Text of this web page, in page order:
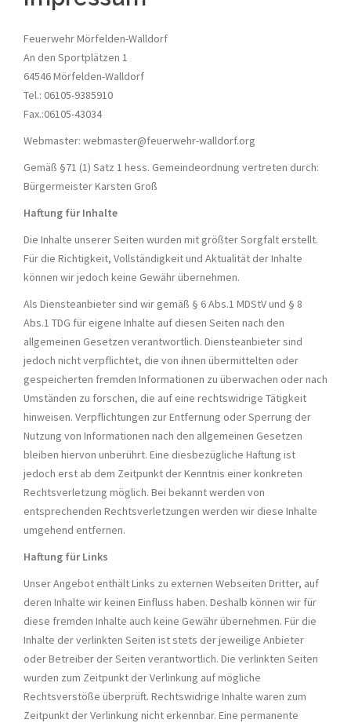
Feuerwehr Mörfelden-Walldorf
An den Sportplätzen 1
64546 Mörfelden-Walldorf
Tel.: 06105-9385910
Fax.:06105-43034
Webmaster: webmaster@feuerwehr-walldorf.org
Gemäß §71 (1) Satz 1 hess. Gemeindeordnung vertreten durch:
Bürgermeister Karsten Groß
Haftung für Inhalte
Die Inhalte unserer Seiten wurden mit größter Sorgfalt erstellt.
Für die Richtigkeit, Vollständigkeit und Aktualität der Inhalte
können wir jedoch keine Gewähr übernehmen.
Als Diensteanbieter sind wir gemäß § 6 Abs.1 MDStV und § 8
Abs.1 TDG für eigene Inhalte auf diesen Seiten nach den
allgemeinen Gesetzen verantwortlich. Diensteanbieter sind
jedoch nicht verpflichtet, die von ihnen übermittelten oder
gespeicherten fremden Informationen zu überwachen oder nach
Umständen zu forschen, die auf eine rechtswidrige Tätigkeit
hinweisen. Verpflichtungen zur Entfernung oder Sperrung der
Nutzung von Informationen nach den allgemeinen Gesetzen
bleiben hiervon unberührt. Eine diesbezügliche Haftung ist
jedoch erst ab dem Zeitpunkt der Kenntnis einer konkreten
Rechtsverletzung möglich. Bei bekannt werden von
entsprechenden Rechtsverletzungen werden wir diese Inhalte
umgehend entfernen.
Haftung für Links
Unser Angebot enthält Links zu externen Webseiten Dritter, auf
deren Inhalte wir keinen Einfluss haben. Deshalb können wir für
diese fremden Inhalte auch keine Gewähr übernehmen. Für die
Inhalte der verlinkten Seiten ist stets der jeweilige Anbieter
oder Betreiber der Seiten verantwortlich. Die verlinkten Seiten
wurden zum Zeitpunkt der Verlinkung auf mögliche
Rechtsverstöße überprüft. Rechtswidrige Inhalte waren zum
Zeitpunkt der Verlinkung nicht erkennbar. Eine permanente